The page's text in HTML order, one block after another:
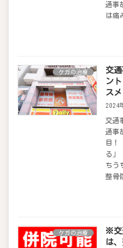
通事
は痛
ケガの治療
交
ン
スメ
2024
交通
通事
目！
る」
ちう
整骨
ケガの治療
※交
は